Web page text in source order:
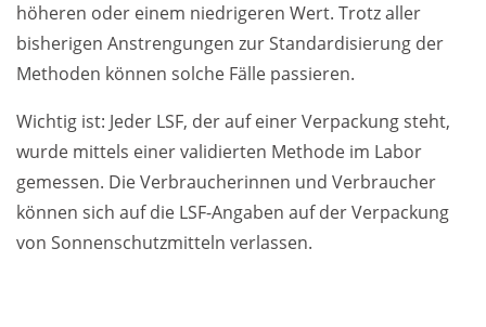
höheren oder einem niedrigeren Wert. Trotz aller
bisherigen Anstrengungen zur Standardisierung der
Methoden können solche Fälle passieren.
Wichtig ist: Jeder LSF, der auf einer Verpackung steht,
wurde mittels einer validierten Methode im Labor
gemessen. Die Verbraucherinnen und Verbraucher
können sich auf die LSF-Angaben auf der Verpackung
von Sonnenschutzmitteln verlassen.